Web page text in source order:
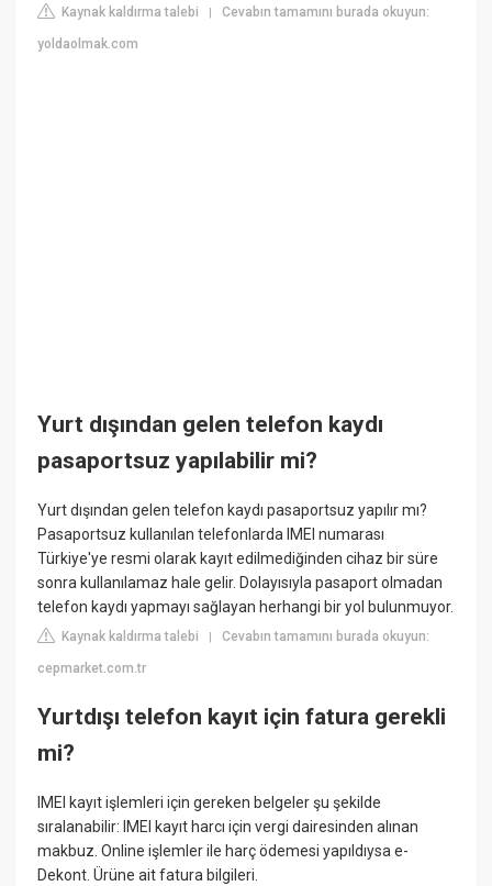
Kaynak kaldırma talebi |Cevabın tamamını burada okuyun:
yoldaolmak.com
Yurt dışından gelen telefon kaydı
pasaportsuz yapılabilir mi?
Yurt dışından gelen telefon kaydı pasaportsuz yapılır mı?
Pasaportsuz kullanılan telefonlarda IMEI numarası
Türkiye'ye resmi olarak kayıt edilmediğinden cihaz bir süre
sonra kullanılamaz hale gelir. Dolayısıyla pasaport olmadan
telefon kaydı yapmayı sağlayan herhangi bir yol bulunmuyor.
Kaynak kaldırma talebi |Cevabın tamamını burada okuyun:
cepmarket.com.tr
Yurtdışı telefon kayıt için fatura gerekli
mi?
IMEI kayıt işlemleri için gereken belgeler şu şekilde
sıralanabilir: IMEI kayıt harcı için vergi dairesinden alınan
makbuz. Online işlemler ile harç ödemesi yapıldıysa e-
Dekont. Ürüne ait fatura bilgileri.